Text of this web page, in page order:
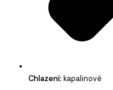
Chlazení: kapalinové